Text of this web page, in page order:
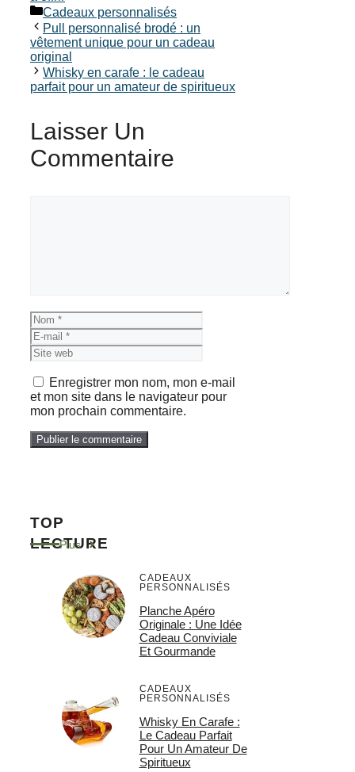
Catégories
Cadeaux personnalisés
Pull personnalisé brodé : un
vêtement unique pour un cadeau
original
Whisky en carafe : le cadeau
parfait pour un amateur de spiritueux
Laisser Un
Commentaire
Nom
mail
web
Enregistrer mon nom, mon e-mail
et mon site dans le navigateur pour
mon prochain commentaire.
TOP
LECTURE
Plus
CADEAUX
PERSONNALISÉS
Planche Apéro
Originale : Une Idée
Cadeau Conviviale
Et Gourmande
CADEAUX
PERSONNALISÉS
Whisky En Carafe :
Le Cadeau Parfait
Pour Un Amateur De
Spiritueux